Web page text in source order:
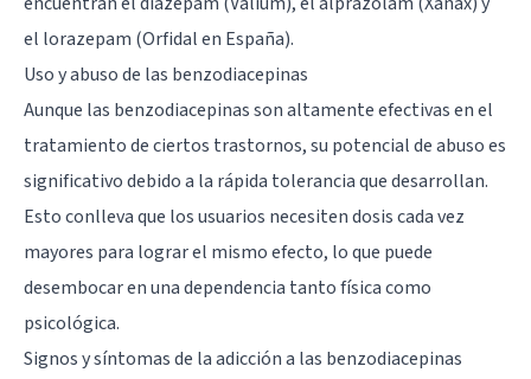
el lorazepam (Orfidal en España).
Uso y abuso de las benzodiacepinas
Aunque las benzodiacepinas son altamente efectivas en el
tratamiento de ciertos trastornos, su potencial de abuso es
significativo debido a la rápida tolerancia que desarrollan.
Esto conlleva que los usuarios necesiten dosis cada vez
mayores para lograr el mismo efecto, lo que puede
desembocar en una dependencia tanto física como
psicológica.
Signos y síntomas de la adicción a las benzodiacepinas